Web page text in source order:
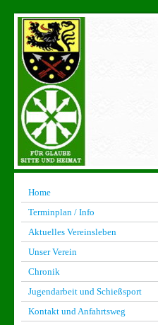
Home
Terminplan / Info
Aktuelles Vereinsleben
Unser Verein
Chronik
Jugendarbeit und Schießsport
Kontakt und Anfahrtsweg